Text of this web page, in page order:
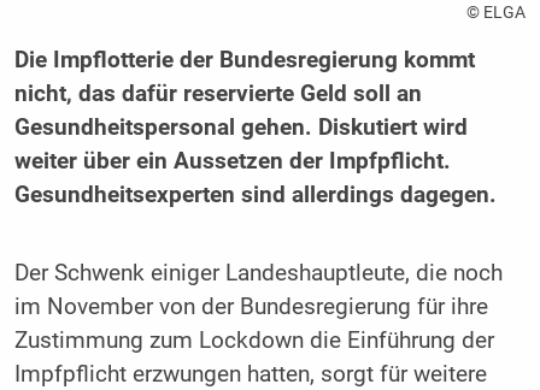
© ELGA
Die Impflotterie der Bundesregierung kommt
nicht, das dafür reservierte Geld soll an
Gesundheitspersonal gehen. Diskutiert wird
weiter über ein Aussetzen der Impfpflicht.
Gesundheitsexperten sind allerdings dagegen.
Der Schwenk einiger Landeshauptleute, die noch
im November von der Bundesregierung für ihre
Zustimmung zum Lockdown die Einführung der
Impfpflicht erzwungen hatten, sorgt für weitere